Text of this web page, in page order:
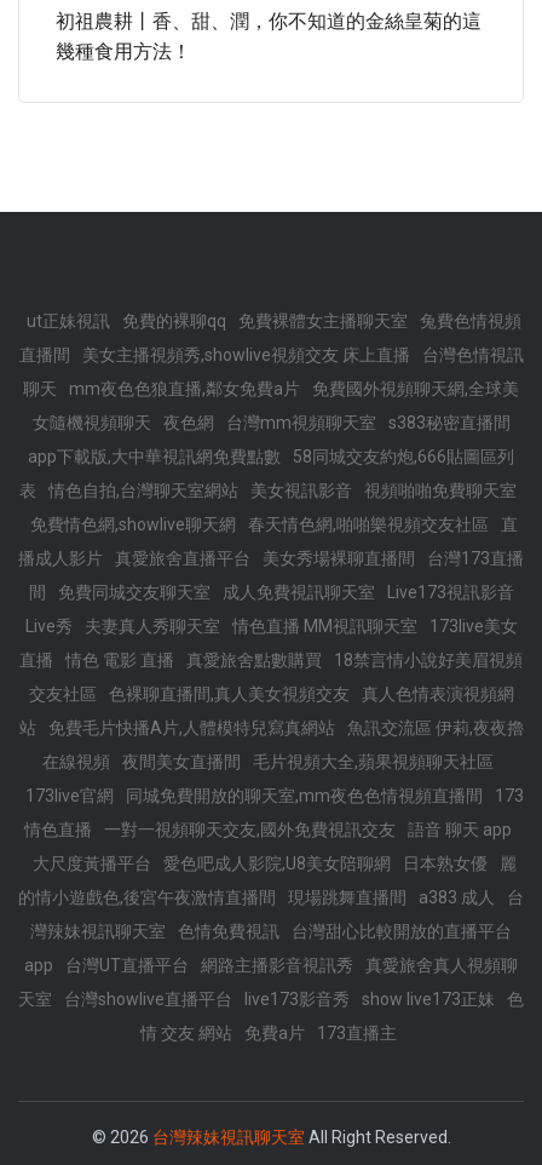
初祖農耕丨香、甜、潤，你不知道的金絲皇菊的這
幾種食用方法！
ut正妹視訊 免費的裸聊qq 免費裸體女主播聊天室
兔費色情視頻
直播間
美女主播視頻秀,showlive視頻交友 床上直播
台灣色情視訊
聊天
mm夜色色狼直播,鄰女免費a片
免費國外視頻聊天網,全球美
女隨機視頻聊天
夜色網 台灣mm視頻聊天室
s383秘密直播間
app下載版,大中華視訊網免費點數
58同城交友約炮,666貼圖區列
表
情色自拍,台灣聊天室網站 美女視訊影音
視頻啪啪免費聊天室
免費情色網,showlive聊天網
春天情色網,啪啪樂視頻交友社區
直
播成人影片
真愛旅舍直播平台 美女秀場裸聊直播間
台灣173直播
間
免費同城交友聊天室 成人免費視訊聊天室
Live173視訊影音
Live秀
夫妻真人秀聊天室 情色直播 MM視訊聊天室
173live美女
直播
情色 電影 直播 真愛旅舍點數購買
18禁言情小說好美眉視頻
交友社區
色裸聊直播間,真人美女視頻交友
真人色情表演視頻網
站
免費毛片快播A片,人體模特兒寫真網站
魚訊交流區 伊莉,夜夜擼
在線視頻
夜間美女直播間
毛片視頻大全,蘋果視頻聊天社區
173live官網
同城免費開放的聊天室,mm夜色色情視頻直播間
173
情色直播
一對一視頻聊天交友,國外免費視訊交友
語音 聊天 app
大尺度黃播平台
愛色吧成人影院,U8美女陪聊網 日本熟女優
麗
的情小遊戲色,後宮午夜激情直播間
現場跳舞直播間 a383 成人
台
灣辣妹視訊聊天室
色情免費視訊
台灣甜心比較開放的直播平台
app
台灣UT直播平台 網路主播影音視訊秀
真愛旅舍真人視頻聊
天室
台灣showlive直播平台 live173影音秀 show live173正妹
色
情 交友 網站
免費a片 173直播主
© 2026 台灣辣妹視訊聊天室 All Right Reserved.